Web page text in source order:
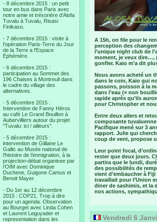
- 8 décembre 2015 : un petit
tour en bus dans Paris avec
notre amie et trésorière d’Alofa
Tuvalu à Tuvalu, Risasi
Finikaso.
- 7 décembre 2015 : visite à
l’opération Paris-Terre du Jour
de la Terre a l’Espace
Ephémère.
- 6 décembre 2015 :
participation au Sommet des
196 Chaises à Montreuil dans
le cadre du village des
alternatives.
- 5 décembre 2015 :
Intervention de Fanny Héros
au café Le Grand Bouillon à
Aubervilliers autour du projet
"Tuvalu: ici / ailleurs".
- 5 décembre 2015 :
intervention de Gilliane Le
Gallic au Musée national de
l’histoire de l’immigration, à la
projection-débat organisee par
l’OIM avec Dominique
Duchene, Guigone Camus et
Benoit Mayer.
- Du 1er au 12 décembre
2015 : COP21. Trop à dire
pour un agenda. Observation
au Bourget avec Linda Cohen
et Laurent Leguyader et
representation dans les
A 15h, on file pour le
perception des
l’unique night club de
moment, je veux dire…,
gonfler. Kaio m’a dit
Nous avons acheté un
dans le coin, Kaio qui
passons, poisson à la
dans l’eau (« non
rapide après qu’ils
pour Christopher et
Entre deux allers et
composante tuvaluenne
Pacifique mené sur 3
rapport. Julie qui
coup de vent, propose
Leur point focal,
rester que deux jours.
partira que le lundi,
des possibilités de
vient d’embaucher à
travaillait pour l’Union
diner de sashimis, et la
nos actions,
Vendredi 6